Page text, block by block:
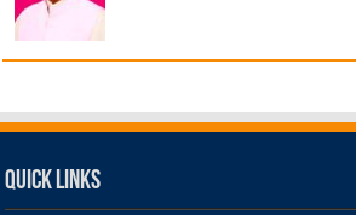
Quick Links